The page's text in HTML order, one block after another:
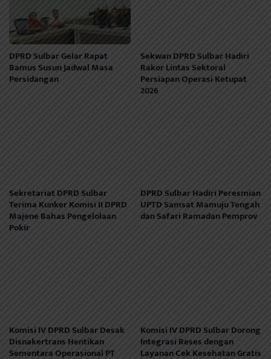
DPRD Sulbar Gelar Rapat
Bamus Susun Jadwal Masa
Persidangan
Sekwan DPRD Sulbar Hadiri
Rakor Lintas Sektoral
Persiapan Operasi Ketupat
2026
Sekretariat DPRD Sulbar
Terima Kunker Komisi II DPRD
Majene Bahas Pengelolaan
Pokir
DPRD Sulbar Hadiri Peresmian
UPTD Samsat Mamuju Tengah
dan Safari Ramadan Pemprov
Komisi IV DPRD Sulbar Desak
Disnakertrans Hentikan
Sementara Operasional PT
Komisi IV DPRD Sulbar Dorong
Integrasi Reses dengan
Layanan Cek Kesehatan Gratis